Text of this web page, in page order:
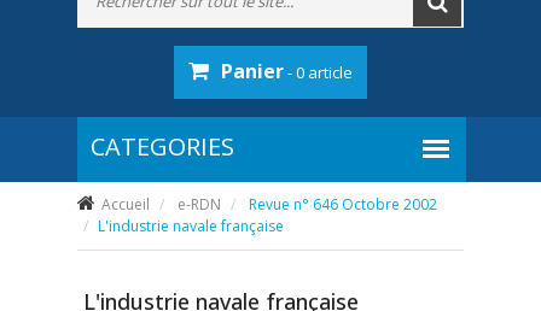
Panier- 0 article
Accueil e-RDN
Revue n° 646 Octobre 2002
L'industrie navale française
L'industrie navale française